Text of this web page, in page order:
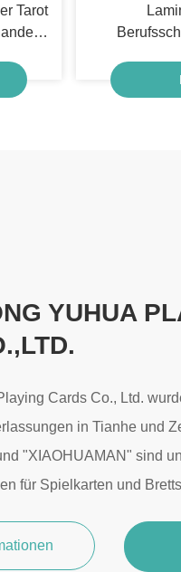
Tarot
YUHUA
Cards Co., Ltd.
in Tianhe und
"XIAOHUAMAN" sind
für Spielkarten und